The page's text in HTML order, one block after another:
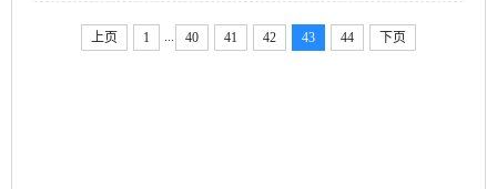
上页 1 40 41 42 43 44 下页